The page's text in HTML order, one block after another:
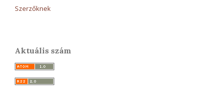
Szerzőknek
Aktuális szám